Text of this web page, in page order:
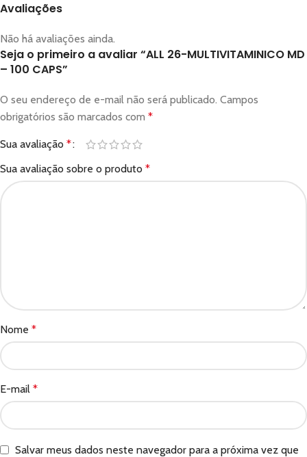
Avaliações
Não há avaliações ainda.
Seja o primeiro a avaliar “ALL 26-MULTIVITAMINICO MD
– 100 CAPS”
O seu endereço de e-mail não será publicado. Campos
obrigatórios são marcados com *
Sua avaliação *
Sua avaliação sobre o produto *
Nome *
E-mail *
Salvar meus dados neste navegador para a próxima vez que